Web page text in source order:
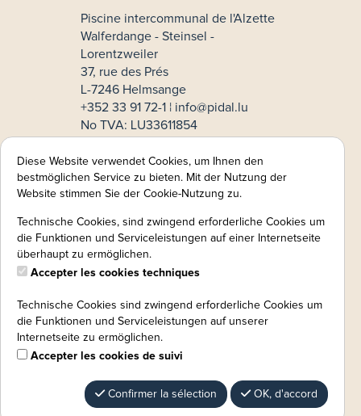
Piscine intercommunal de l'Alzette
Walferdange - Steinsel -
Lorentzweiler
37, rue des Prés
L-7246 Helmsange
+352 33 91 72-1 ¦ info@pidal.lu
No TVA: LU33611854
MasterCard
VISA
Informations légales:
Mentions légales
CGV
Protection des données:
instruction de révocation
Diese Website verwendet Cookies, um Ihnen den
bestmöglichen Service zu bieten. Mit der Nutzung der
Website stimmen Sie der Cookie-Nutzung zu.
Technische Cookies, sind zwingend erforderliche Cookies um
die Funktionen und Serviceleistungen auf einer Internetseite
überhaupt zu ermöglichen.
Accepter les cookies techniques
Technische Cookies sind zwingend erforderliche Cookies um
die Funktionen und Serviceleistungen auf unserer
Internetseite zu ermöglichen.
Accepter les cookies de suivi
Confirmer la sélection OK, d'accord